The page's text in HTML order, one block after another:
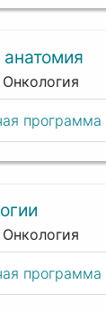
программа
программа